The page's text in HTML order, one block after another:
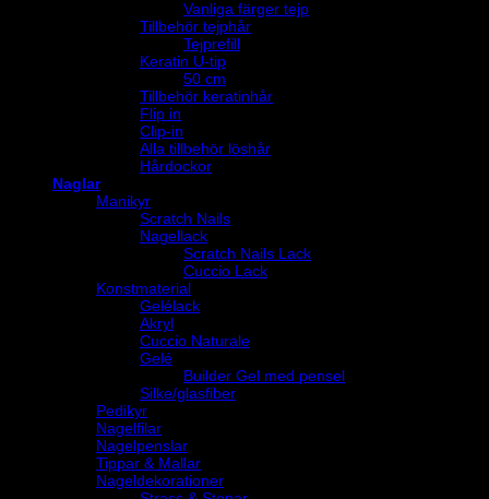
Vanliga färger tejp
Tillbehör tejphår
Tejprefill
Keratin U-tip
50 cm
Tillbehör keratinhår
Flip in
Clip-in
Alla tillbehör löshår
Hårdockor
Naglar
Manikyr
Scratch Nails
Nagellack
Scratch Nails Lack
Cuccio Lack
Konstmaterial
Gelélack
Akryl
Cuccio Naturale
Gelé
Builder Gel med pensel
Silke/glasfiber
Pedikyr
Nagelfilar
Nagelpenslar
Tippar & Mallar
Nageldekorationer